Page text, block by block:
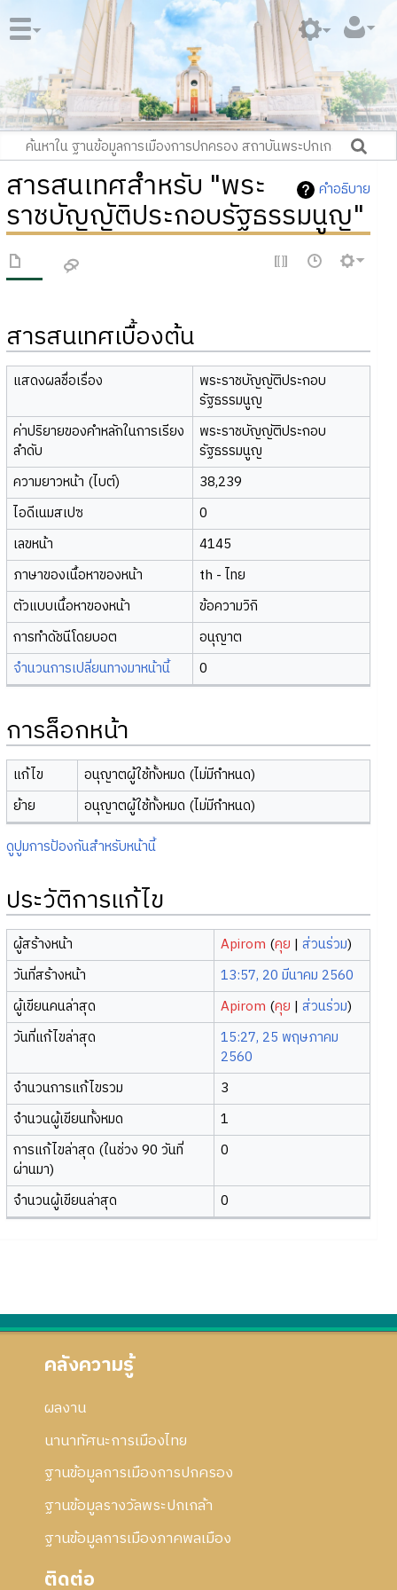
คำอธิบาย
สารสนเทศสำหรับ "พระ
ราชบัญญัติประกอบรัฐธรรมนูญ"
สารสนเทศเบื้องต้น
แสดงผลชื่อเรื่อง
พระราชบัญญัติประกอบ
รัฐธรรมนูญ
ค่าปริยายของคำหลักในการเรียง
ลำดับ
พระราชบัญญัติประกอบ
รัฐธรรมนูญ
ความยาวหน้า (ไบต์)
38,239
ไอดีเนมสเปซ
0
เลขหน้า
4145
ภาษาของเนื้อหาของหน้า
th - ไทย
ตัวแบบเนื้อหาของหน้า
ข้อความวิกิ
การทำดัชนีโดยบอต
อนุญาต
จำนวนการเปลี่ยนทางมาหน้านี้
0
การล็อกหน้า
แก้ไข
อนุญาตผู้ใช้ทั้งหมด (ไม่มีกำหนด)
ย้าย
อนุญาตผู้ใช้ทั้งหมด (ไม่มีกำหนด)
ดูปูมการป้องกันสำหรับหน้านี้
ประวัติการแก้ไข
ผู้สร้างหน้า Apirom (คุย |ส่วนร่วม)
วันที่สร้างหน้า
13:57, 20 มีนาคม 2560
ผู้เขียนคนล่าสุด
Apirom (คุย |ส่วนร่วม)
วันที่แก้ไขล่าสุด
15:27, 25 พฤษภาคม
2560
จำนวนการแก้ไขรวม
3
จำนวนผู้เขียนทั้งหมด
1
การแก้ไขล่าสุด (ในช่วง 90 วันที่
ผ่านมา)
0
จำนวนผู้เขียนล่าสุด 0
คลังความรู้
ผลงาน
นานาทัศนะการเมืองไทย
ฐานข้อมูลการเมืองการปกครอง
ฐานข้อมูลรางวัลพระปกเกล้า
ฐานข้อมูลการเมืองภาคพลเมือง
ติดต่อ